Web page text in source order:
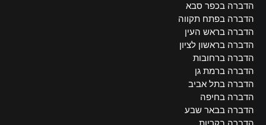
הדברה בכפר סבא
הדברה בפתח תקווה
הדברה בראש העין
הדברה בראשון לציון
הדברה ברחובות
הדברה ברמת גן
הדברה בתל אביב
הדברה בחיפה
הדברה בבאר שבע